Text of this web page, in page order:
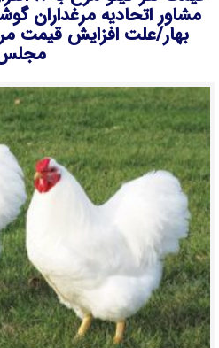
مشاور اتحادیه مرغداران
بهار/علت افزایش قیمت